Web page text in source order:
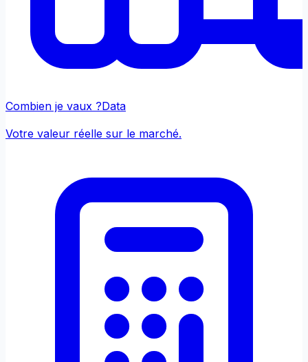
Combien je vaux ?Data
Votre valeur réelle sur le marché.